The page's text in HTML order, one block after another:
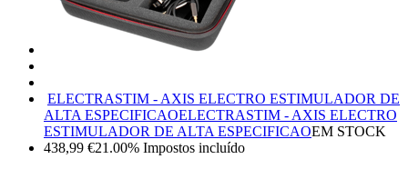
ELECTRASTIM - AXIS ELECTRO ESTIMULADOR DE
ALTA ESPECIFICAOELECTRASTIM - AXIS ELECTRO
ESTIMULADOR DE ALTA ESPECIFICAOEM STOCK
438,99 €21.00% Impostos incluído